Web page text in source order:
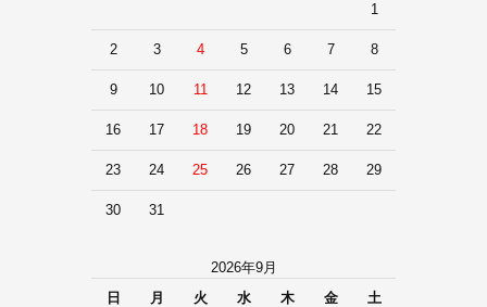
1
2 3 4 5 6 7 8
9 10 11 12 13 14 15
16 17 18 19 20 21 22
23 24 25 26 27 28 29
30 31
2026年9月
日
月 火 水 木 金 土